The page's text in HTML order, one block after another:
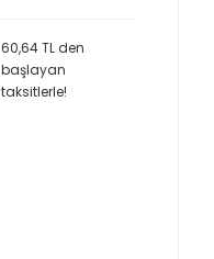
60,64 TL den
başlayan
taksitlerle!